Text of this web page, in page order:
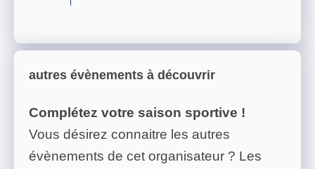
autres évènements à découvrir
Complétez votre saison sportive !
Vous désirez connaitre les autres
évènements de cet organisateur ? Les